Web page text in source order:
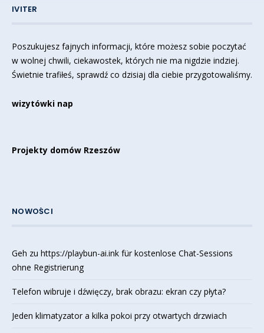
IVITER
Poszukujesz fajnych informacji, które możesz sobie poczytać
w wolnej chwili, ciekawostek, których nie ma nigdzie indziej.
Świetnie trafiłeś, sprawdź co dzisiaj dla ciebie przygotowaliśmy.
wizytówki nap
Projekty domów Rzeszów
NOWOŚCI
Geh zu https://playbun-ai.ink für kostenlose Chat-Sessions
ohne Registrierung
Telefon wibruje i dźwięczy, brak obrazu: ekran czy płyta?
Jeden klimatyzator a kilka pokoi przy otwartych drzwiach